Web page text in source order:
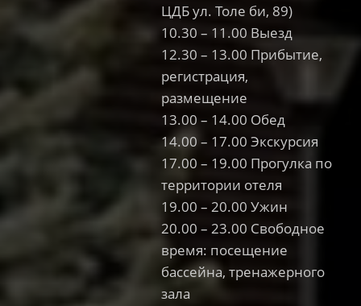
ЦДБ ул. Толе би, 89)
10.30 – 11.00 Выезд
12.30 – 13.00 Прибытие,
регистрация,
размещение
13.00 – 14.00 Обед
14.00 – 17.00 Экскурсия
17.00 – 19.00 Прогулка по
территории отеля
19.00 – 20.00 Ужин
20.00 – 23.00 Свободное
время: посещение
бассейна, тренажерного
зала